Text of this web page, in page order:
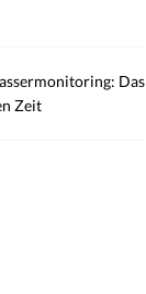
Das
Zeit